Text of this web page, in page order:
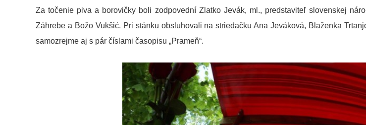
Za točenie piva a borovičky boli zodpovední Zlatko Jevák, ml., predstaviteľ slovenskej
Záhrebe a Božo Vukšić. Pri stánku obsluhovali na striedačku Ana Jeváková, Blaženka
samozrejme aj s pár číslami časopisu „Prameň“.